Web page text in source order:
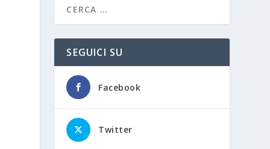
SEGUICI SU
Facebook
Twitter